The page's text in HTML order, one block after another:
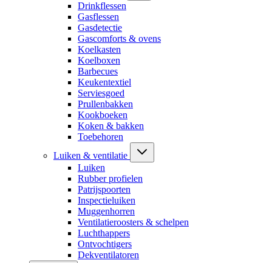
Drinkflessen
Gasflessen
Gasdetectie
Gascomforts & ovens
Koelkasten
Koelboxen
Barbecues
Keukentextiel
Serviesgoed
Prullenbakken
Kookboeken
Koken & bakken
Toebehoren
Luiken & ventilatie
Luiken
Rubber profielen
Patrijspoorten
Inspectieluiken
Muggenhorren
Ventilatieroosters & schelpen
Luchthappers
Ontvochtigers
Dekventilatoren